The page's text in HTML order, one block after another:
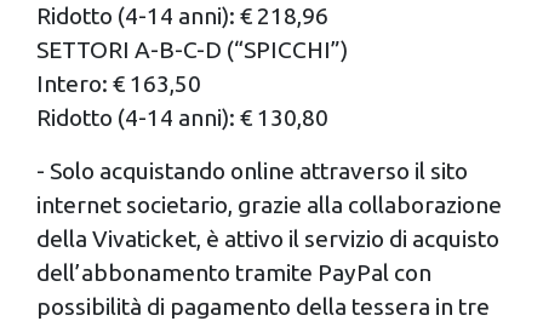
Ridotto (4-14 anni): € 218,96
SETTORI A-B-C-D (“SPICCHI”)
Intero: € 163,50
Ridotto (4-14 anni): € 130,80
- Solo acquistando online attraverso il sito
internet societario, grazie alla collaborazione
della Vivaticket, è attivo il servizio di acquisto
dell’abbonamento tramite PayPal con
possibilità di pagamento della tessera in tre